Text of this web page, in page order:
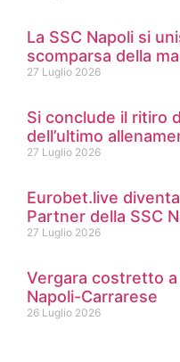
La SSC Napoli si
scomparsa della
27 Luglio 2026
Si conclude il ritiro
dell’ultimo
27 Luglio 2026
Eurobet.live
Partner della SSC
27 Luglio 2026
Vergara costretto
Napoli-Carrarese
26 Luglio 2026